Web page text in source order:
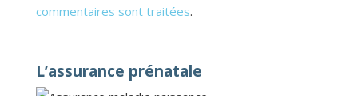
commentaires sont traitées.
L’assurance prénatale